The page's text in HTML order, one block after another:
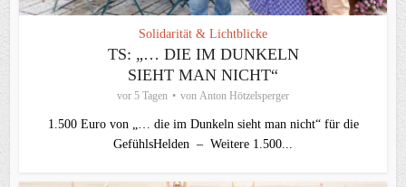
Solidarität & Lichtblicke
TS: „… DIE IM DUNKELN
SIEHT MAN NICHT“
vor 5 Tagen von Anton Hötzelsperger
1.500 Euro von „… die im Dunkeln sieht man nicht“ für die
GefühlsHelden – Weitere 1.500...